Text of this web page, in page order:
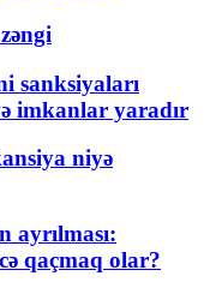
sanksiyaları
imkanlar yaradır
niyə
ayrılması:
qaçmaq olar?